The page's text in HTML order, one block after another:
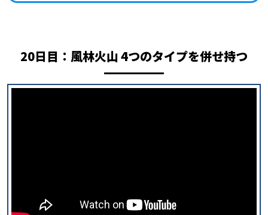
20日目： 風林火山 4つのタイプを併せ持つ